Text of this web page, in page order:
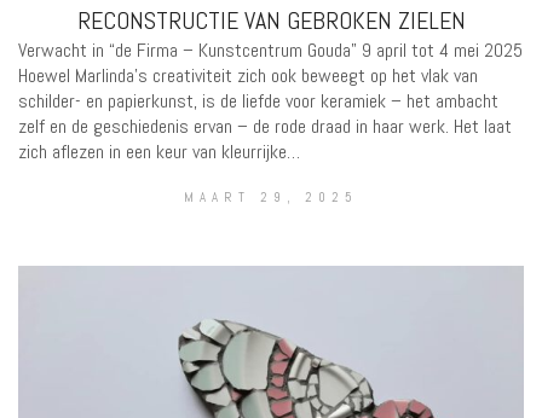
RECONSTRUCTIE VAN GEBROKEN ZIELEN
Verwacht in “de Firma – Kunstcentrum Gouda” 9 april tot 4 mei 2025
Hoewel Marlinda’s creativiteit zich ook beweegt op het vlak van
schilder- en papierkunst, is de liefde voor keramiek – het ambacht
zelf en de geschiedenis ervan – de rode draad in haar werk. Het laat
zich aflezen in een keur van kleurrijke…
MAART 29, 2025